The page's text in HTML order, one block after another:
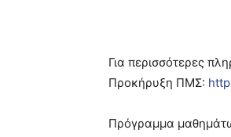
Για περισσότερες
Προκήρυξη ΠΜΣ:
Πρόγραμμα